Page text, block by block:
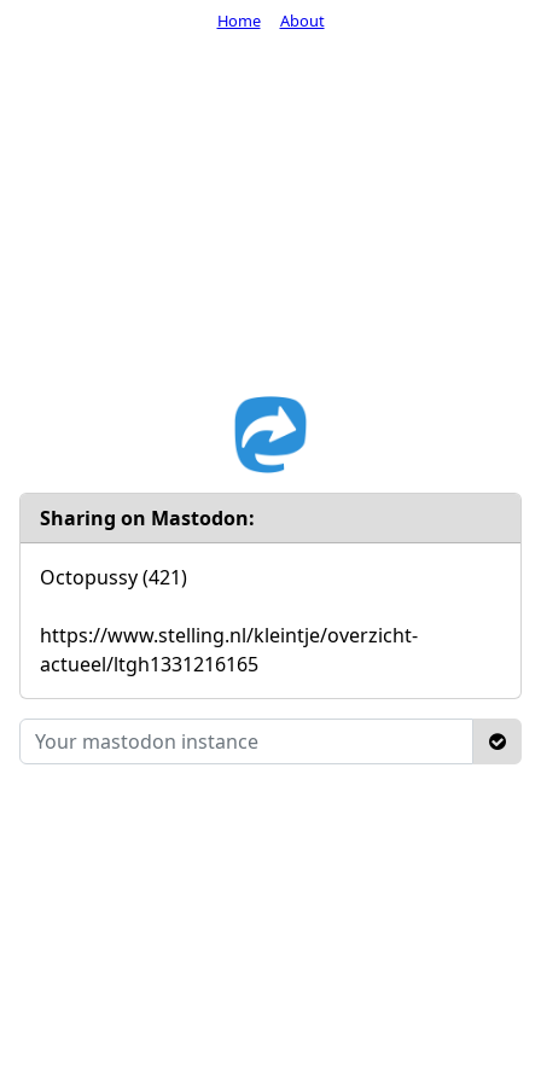
Sharing on Mastodon:
Octopussy (421)
https://www.stelling.nl/kleintje/overzicht-
actueel/ltgh1331216165
Home About